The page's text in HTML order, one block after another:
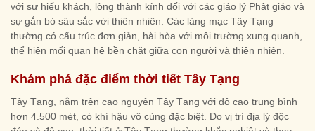
với sự hiếu khách, lòng thành kính đối với các giáo lý Phật giáo và
sự gắn bó sâu sắc với thiên nhiên. Các làng mạc Tây Tạng
thường có cấu trúc đơn giản, hài hòa với môi trường xung quanh,
thể hiện mối quan hệ bền chặt giữa con người và thiên nhiên.
Khám phá đặc điểm thời tiết Tây Tạng
Tây Tạng, nằm trên cao nguyên Tây Tạng với độ cao trung bình
hơn 4.500 mét, có khí hậu vô cùng đặc biệt. Do vị trí địa lý độc